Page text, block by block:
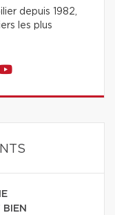
depuis 1982,
les plus
BIEN